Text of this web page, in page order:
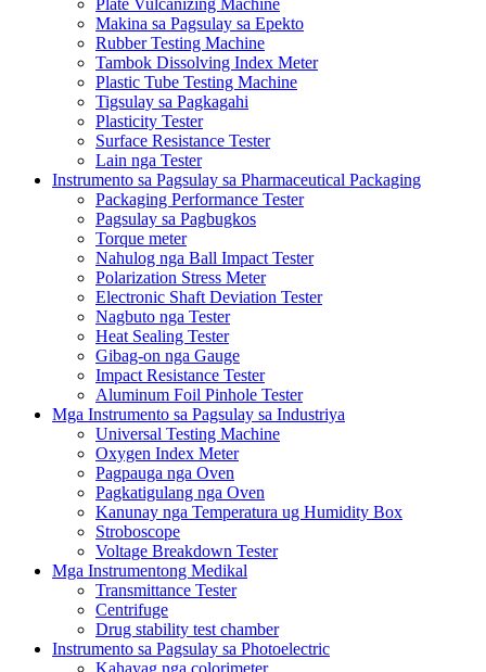
Makina sa Pagsulay sa Epekto
Rubber Testing Machine
Tambok Dissolving Index Meter
Plastic Tube Testing Machine
Tigsulay sa Pagkagahi
Plasticity Tester
Surface Resistance Tester
Lain nga Tester
Instrumento sa Pagsulay sa Pharmaceutical Packaging
Packaging Performance Tester
Pagsulay sa Pagbugkos
Torque meter
Nahulog nga Ball Impact Tester
Polarization Stress Meter
Electronic Shaft Deviation Tester
Nagbuto nga Tester
Heat Sealing Tester
Gibag-on nga Gauge
Impact Resistance Tester
Aluminum Foil Pinhole Tester
Mga Instrumento sa Pagsulay sa Industriya
Universal Testing Machine
Oxygen Index Meter
Pagpauga nga Oven
Pagkatigulang nga Oven
Kanunay nga Temperatura ug Humidity Box
Stroboscope
Voltage Breakdown Tester
Mga Instrumentong Medikal
Transmittance Tester
Centrifuge
Drug stability test chamber
Instrumento sa Pagsulay sa Photoelectric
Kahayag nga colorimeter